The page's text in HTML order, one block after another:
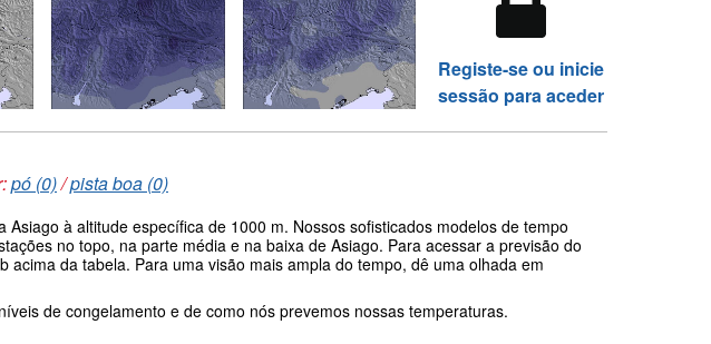
Registe-se ou inicie
sessão para aceder
pó (0)/pista boa (0)
à altitude específica de 1000 m. Nossos sofisticados modelos de tempo
no topo, na parte média e na baixa de Asiago. Para acessar a previsão do
acima da tabela. Para uma visão mais ampla do tempo, dê uma olhada em
de congelamento e de como nós prevemos nossas temperaturas.